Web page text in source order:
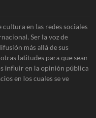
en las redes sociales
Ser la voz de
más allá de sus
latitudes para que sean
influir en la opinión pública
en los cuales se ve